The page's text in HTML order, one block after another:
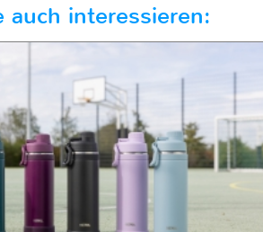
auch interessieren: